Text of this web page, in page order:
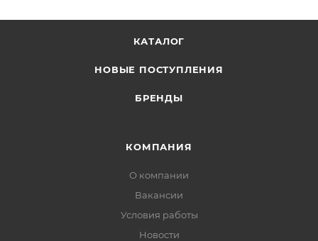
КАТАЛОГ
НОВЫЕ ПОСТУПЛЕНИЯ
БРЕНДЫ
КОМПАНИЯ
О компании
Вакансии
Условия работы
Новости